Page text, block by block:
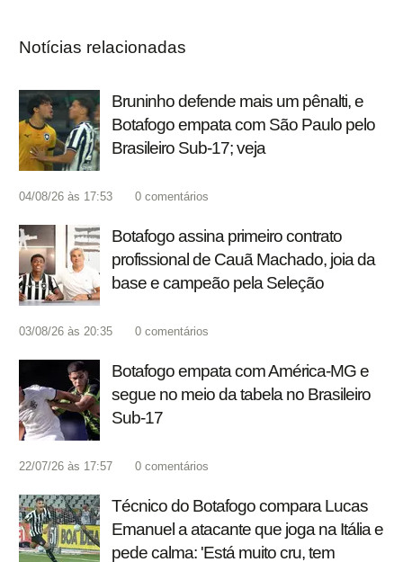
Notícias relacionadas
Bruninho defende mais um pênalti, e
Botafogo empata com São Paulo pelo
Brasileiro Sub-17; veja
04/08/26 às 17:53 0 comentários
Botafogo assina primeiro contrato
profissional de Cauã Machado, joia da
base e campeão pela Seleção
03/08/26 às 20:35 0 comentários
Botafogo empata com América-MG e
segue no meio da tabela no Brasileiro
Sub-17
22/07/26 às 17:57 0 comentários
Técnico do Botafogo compara Lucas
Emanuel a atacante que joga na Itália e
pede calma: 'Está muito cru, tem